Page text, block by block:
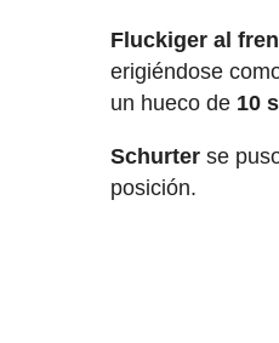
Fluckiger al
erigiéndose
un hueco de 10
Schurter se
posición.